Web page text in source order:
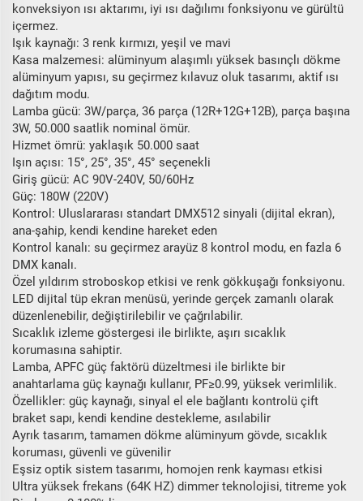
konveksiyon ısı aktarımı, iyi ısı dağılımı fonksiyonu ve gürültü
içermez.
Işık kaynağı: 3 renk kırmızı, yeşil ve mavi
Kasa malzemesi: alüminyum alaşımlı yüksek basınçlı dökme
alüminyum yapısı, su geçirmez kılavuz oluk tasarımı, aktif ısı
dağıtım modu.
Lamba gücü: 3W/parça, 36 parça (12R+12G+12B), parça başına
3W, 50.000 saatlik nominal ömür.
Hizmet ömrü: yaklaşık 50.000 saat
Işın açısı: 15°, 25°, 35°, 45° seçenekli
Giriş gücü: AC 90V-240V, 50/60Hz
Güç: 180W (220V)
Kontrol: Uluslararası standart DMX512 sinyali (dijital ekran),
ana-şahip, kendi kendine hareket eden
Kontrol kanalı: su geçirmez arayüz 8 kontrol modu, en fazla 6
DMX kanalı.
Özel yıldırım stroboskop etkisi ve renk gökkuşağı fonksiyonu.
LED dijital tüp ekran menüsü, yerinde gerçek zamanlı olarak
düzenlenebilir, değiştirilebilir ve çağrılabilir.
Sıcaklık izleme göstergesi ile birlikte, aşırı sıcaklık
korumasına sahiptir.
Lamba, APFC güç faktörü düzeltmesi ile birlikte bir
anahtarlama güç kaynağı kullanır, PF≥0.99, yüksek verimlilik.
Özellikler: güç kaynağı, sinyal el ele bağlantı kontrolü çift
braket sapı, kendi kendine destekleme, asılabilir
Ayrık tasarım, tamamen dökme alüminyum gövde, sıcaklık
koruması, güvenli ve güvenilir
Eşsiz optik sistem tasarımı, homojen renk kayması etkisi
Ultra yüksek frekans (64K HZ) dimmer teknolojisi, titreme yok